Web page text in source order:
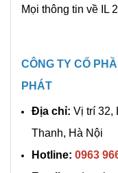
Mọi thông tin về IL
CÔNG TY CỔ
PHÁT
Địa chỉ: Vị trí 32,
Thanh, Hà Nội
Hotline: 0963